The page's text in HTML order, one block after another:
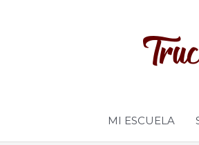
MI ESCUELA